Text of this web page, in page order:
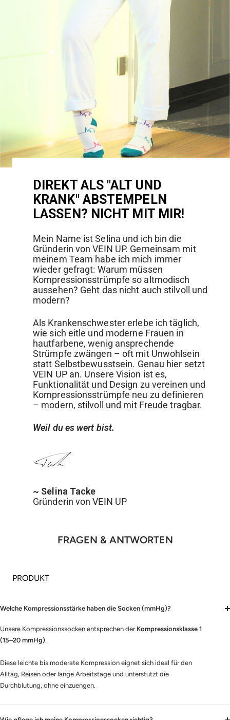
DIREKT ALS "ALT UND
KRANK" ABSTEMPELN
LASSEN? NICHT MIT MIR!
Mein Name ist Selina und ich bin die
Gründerin von VEIN UP. Gemeinsam mit
meinem Team habe ich mich immer
wieder gefragt: Warum müssen
Kompressionsstrümpfe so altmodisch
aussehen? Geht das nicht auch stilvoll und
modern?
Als Krankenschwester erlebe ich täglich,
wie sich eitle und moderne Frauen in
hautfarbene, wenig ansprechende
Strümpfe zwängen – oft mit Unwohlsein
statt Selbstbewusstsein. Genau hier setzt
VEIN UP an. Unsere Vision ist es,
Funktionalität und Design zu vereinen und
Kompressionsstrümpfe neu zu definieren
– modern, stilvoll und mit Freude tragbar.
Weil du es wert bist.
~ Selina Tacke
Gründerin von VEIN UP
FRAGEN & ANTWORTEN
PRODUKT
Welche Kompressionsstärke haben die Socken (mmHg)?
Unsere Kompressionssocken entsprechen der Kompressionsklasse 1
(15–20 mmHg).
Diese leichte bis moderate Kompression eignet sich ideal für den
Alltag, Reisen oder lange Arbeitstage und unterstützt die
Durchblutung, ohne einzuengen.